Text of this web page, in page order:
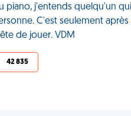
piano, j'entends quelqu'un
C'est seulement
de jouer. VDM
42 835